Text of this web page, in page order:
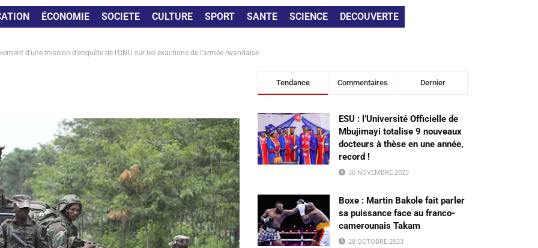
ÉCONOMIE SOCIETE CULTURE SPORT SANTE SCIENCE DECOUVERTE
d’une mission d’enquête de l’ONU sur les exactions de l’armée rwandaise
Tendance Commentaires Dernier
ESU : l’Université Officielle de
Mbujimayi totalise 9 nouveaux
docteurs à thèse en une année,
record !
30 NOVEMBRE 2023
Boxe : Martin Bakole fait parler
sa puissance face au franco-
camerounais Takam
28 OCTOBRE 2023